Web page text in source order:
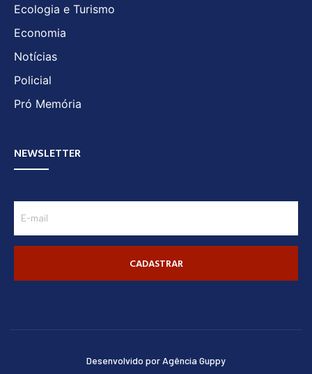
Ecologia e Turismo
Economia
Notícias
Policial
Pró Memória
NEWSLETTER
CADASTRAR
Desenvolvido por Agência Guppy